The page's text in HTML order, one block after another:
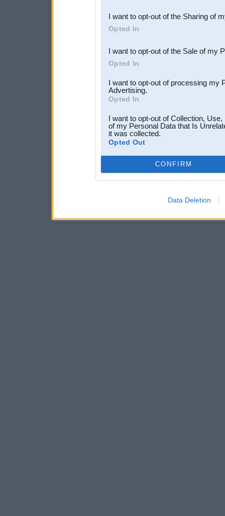
Downstream Participants
third parties.
I want to opt-out of the Sharing of
Opted In
I want to opt-out of the Sale of my
Opted In
I want to opt-out of processing my
Advertising.
Opted In
I want to opt-out of Collection,
of my Personal Data that Is
it was collected.
Opted Out
CONFIRM
Data Deletion